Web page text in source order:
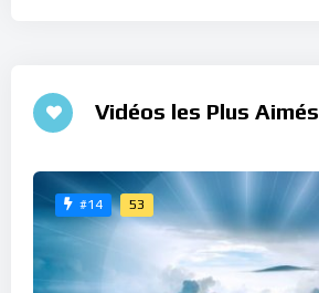
Vidéos les Plus Aimés
#14 53